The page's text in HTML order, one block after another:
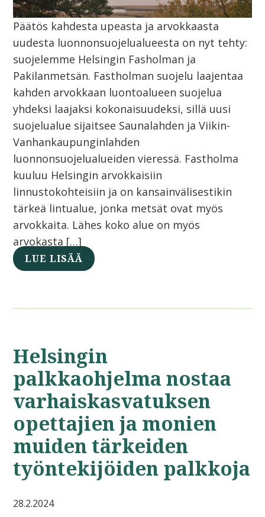
Päätös kahdesta upeasta ja arvokkaasta
uudesta luonnonsuojelualueesta on nyt tehty:
suojelemme Helsingin Fasholman ja
Pakilanmetsän. Fastholman suojelu laajentaa
kahden arvokkaan luontoalueen suojelua
yhdeksi laajaksi kokonaisuudeksi, sillä uusi
suojelualue sijaitsee Saunalahden ja Viikin-
Vanhankaupunginlahden
luonnonsuojelualueiden vieressä. Fastholma
kuuluu Helsingin arvokkaisiin
linnustokohteisiin ja on kansainvälisestikin
tärkeä lintualue, jonka metsät ovat myös
arvokkaita. Lähes koko alue on myös
arvokasta […]
LUE LISÄÄ
Helsingin
palkkaohjelma nostaa
varhaiskasvatuksen
opettajien ja monien
muiden tärkeiden
työntekijöiden palkkoja
28.2.2024